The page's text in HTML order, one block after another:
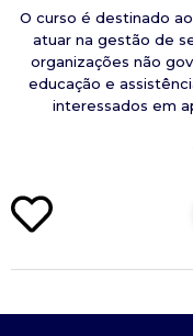
O curso é destinado
atuar na gestão de
organizações não
educação e
interessados em